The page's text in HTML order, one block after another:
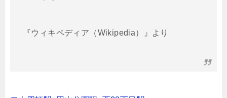
『ウィキペディア（Wikipedia）』より